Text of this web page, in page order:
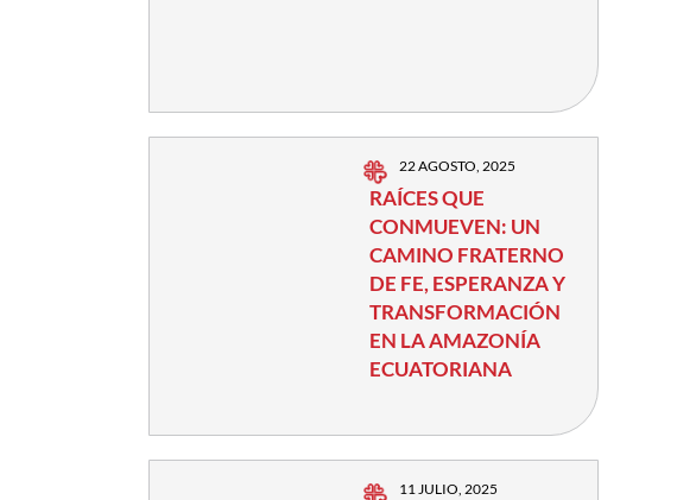
22 AGOSTO, 2025
RAÍCES QUE
CONMUEVEN: UN
CAMINO FRATERNO
DE FE, ESPERANZA Y
TRANSFORMACIÓN
EN LA AMAZONÍA
ECUATORIANA
11 JULIO, 2025